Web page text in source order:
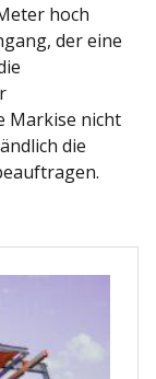
hoch
der eine
Markise nicht
die